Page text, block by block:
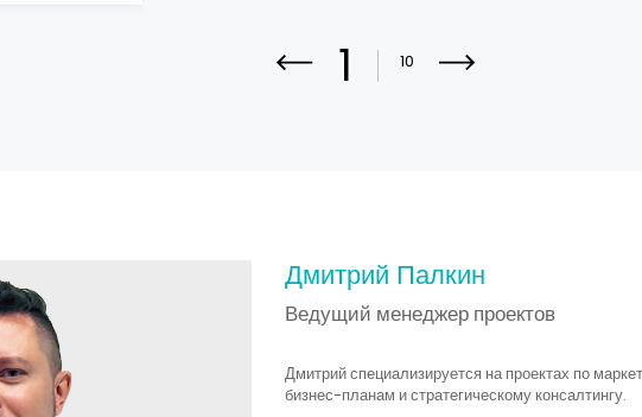
1 10
Дмитрий Палкин
Ведущий менеджер проектов
Дмитрий специализируется на проектах по
бизнес-планам и стратегическому консалтингу.